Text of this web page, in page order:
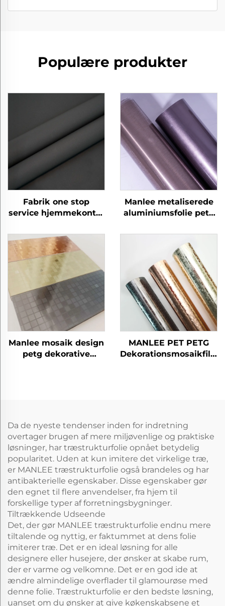
Populære produkter
Fabrik one stop
service hjemmekontor
dekorative
beskyttende starlight
garn film til dør gulv
væg panel ark
Manlee metaliserede
aluminiumsfolie petg
til hjemmekontor
hotel
Manlee mosaik design
petg dekorative
MANLEE PET PETG
Dekorationsmosaikfilm
Da de nyeste tendenser inden for indretning
overtager brugen af mere miljøvenlige og praktiske
løsninger, har træstrukturfolie opnået betydelig
popularitet. Uden at kun imitere det virkelige træ,
er MANLEE træstrukturfolie også brandeles og har
antibakterielle egenskaber. Disse egenskaber gør
den egnet til flere anvendelser, fra hjem til
forskellige typer af forretningsbygninger.
Tiltrækkende Udseende
Det, der gør MANLEE træstrukturfolie endnu mere
tiltalende og nyttig, er faktummet at dens folie
imiterer træ. Det er en ideal løsning for alle
designere eller husejere, der ønsker at skabe rum,
der er varme og velkomne. Det er en god ide at
ændre almindelige overflader til glamourøse med
denne folie. Træstrukturfolie er den bedste løsning,
uanset om du ønsker at give køkenskabsene et